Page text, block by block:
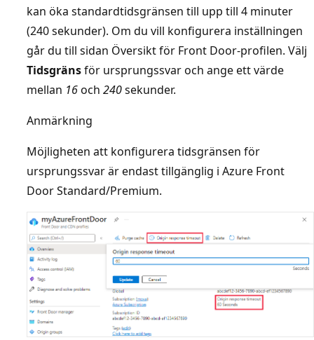
kan öka standardtidsgränsen till upp till 4 minuter
(240 sekunder). Om du vill konfigurera inställningen
går du till sidan Översikt för Front Door-profilen. Välj
Tidsgränsför ursprungssvar och ange ett värde
mellan 16och 240sekunder.
Anmärkning
Möjligheten att konfigurera tidsgränsen för
ursprungssvar är endast tillgänglig i Azure Front
Door Standard/Premium.